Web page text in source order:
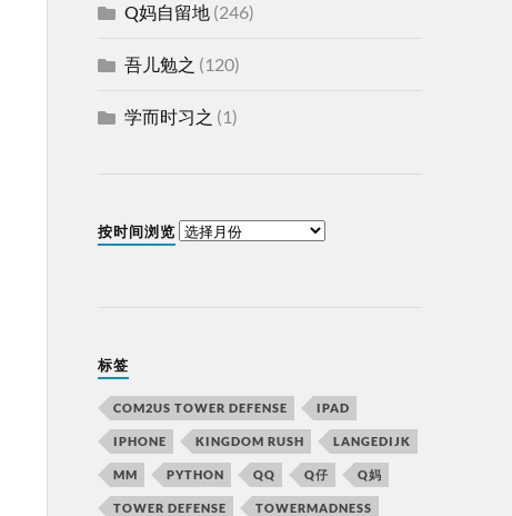
Q妈自留地(246)
吾儿勉之 (120)
学而时习之 (1)
按时间浏览
标签
COM2US TOWER DEFENSE IPAD
IPHONE KINGDOM RUSH LANGEDIJK
MM PYTHON QQ Q仔 Q妈
TOWER DEFENSE TOWERMADNESS